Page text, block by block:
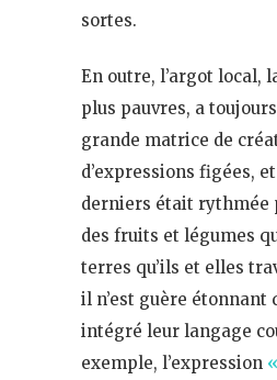
sortes.
En outre, l’argot local,
plus pauvres, a
grande matrice de
d’expressions figées,
derniers était rythmée
des fruits et légumes
terres qu’ils et elles
il n’est guère étonnant
intégré leur langage
exemple, l’expression